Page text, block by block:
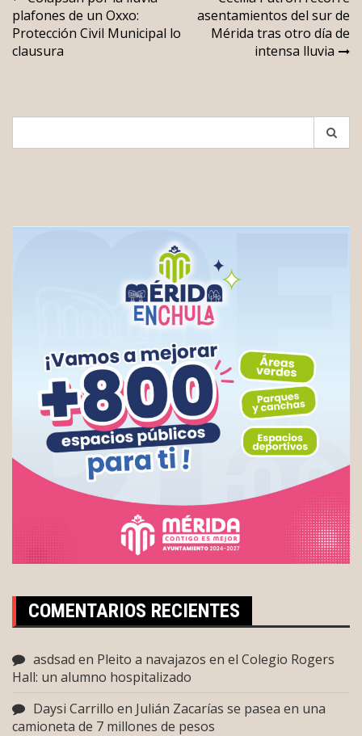
de
entradas
plafones de un Oxxo:
Protección Civil Municipal lo
clausura
asentamientos del sur de
Mérida tras otro día de
intensa lluvia
COMENTARIOS RECIENTES
asdsad en Pleito a navajazos en el Colegio Rogers
Hall: un alumno hospitalizado
Daysi Carrillo en Julián Zacarías se pasea en una
camioneta de 7 millones de pesos